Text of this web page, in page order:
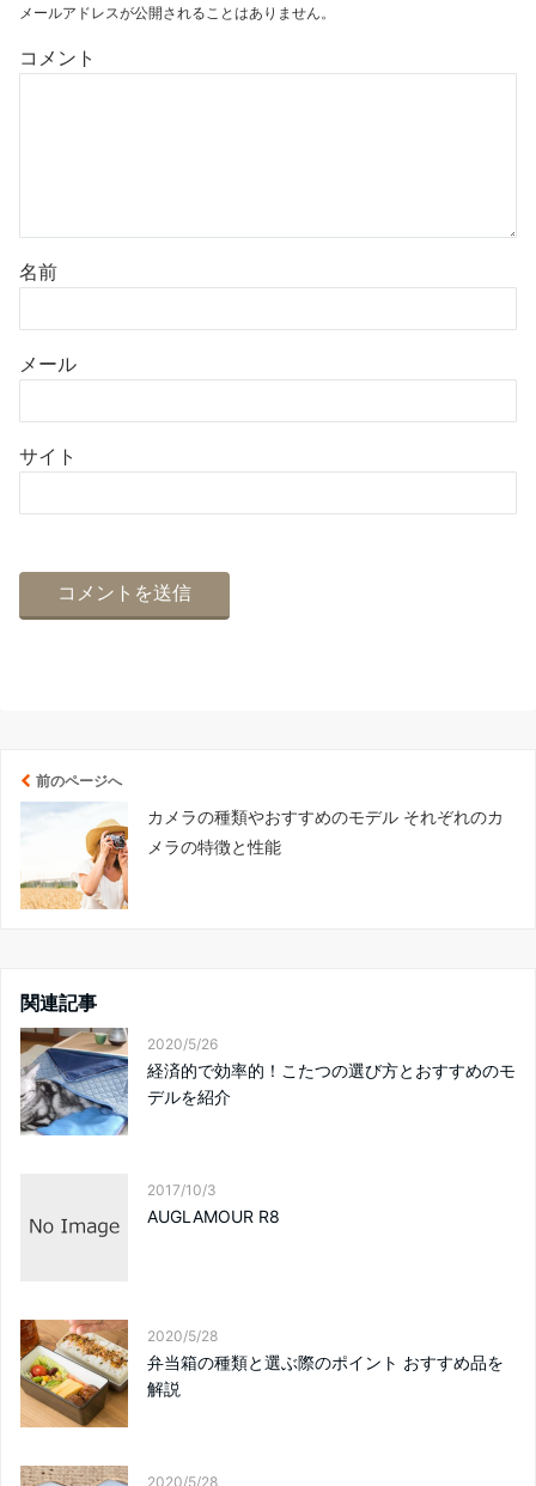
メールアドレスが公開されることはありません。
コメント
名前
メール
サイト
前のページへ
カメラの種類やおすすめのモデル それぞれのカ
メラの特徴と性能
関連記事
2020/5/26
経済的で効率的！こたつの選び方とおすすめのモ
デルを紹介
2017/10/3
AUGLAMOUR R8
2020/5/28
弁当箱の種類と選ぶ際のポイント おすすめ品を
解説
2020/5/28